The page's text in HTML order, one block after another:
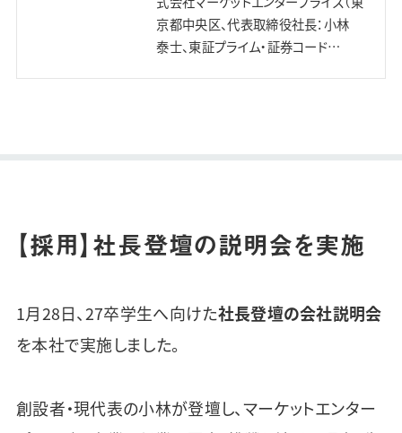
京都中央区、代表取締役社長：小林
泰士、東証プライム・証券コード
【採用】社長登壇の説明会を実施
1月28日、27卒学生へ向けた社長登壇の会社説明会
を本社で実施しました。
創設者・現代表の小林が登壇し、マーケットエンター